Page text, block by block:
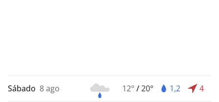
Sábado 8 ago 12° /20° 1,2 4